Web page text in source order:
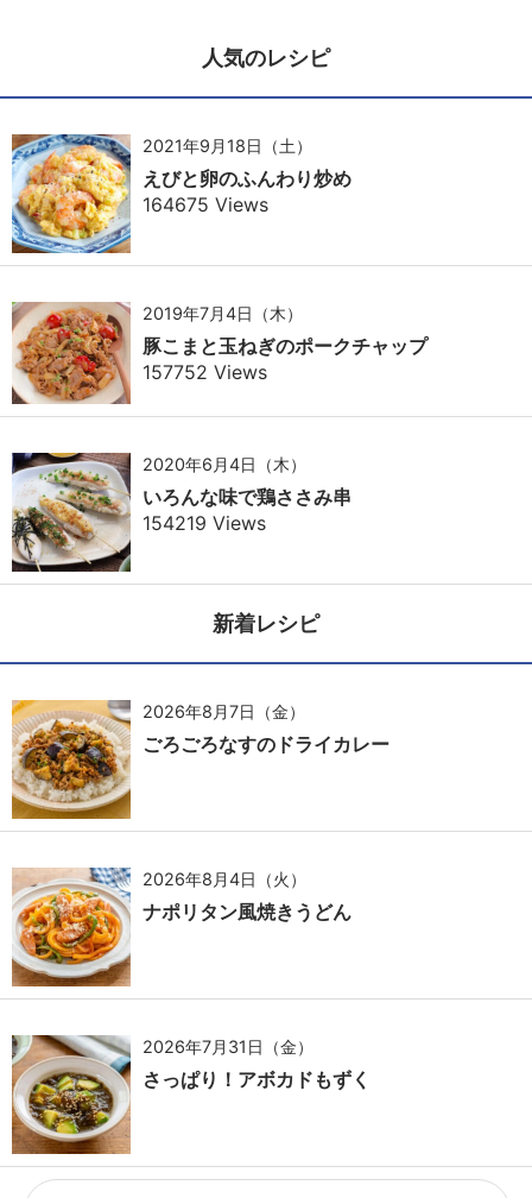
人気のレシピ
2021年9月18日（土）
えびと卵のふんわり炒め
164675 Views
2019年7月4日（木）
豚こまと玉ねぎのポークチャップ
157752 Views
2020年6月4日（木）
いろんな味で鶏ささみ串
154219 Views
新着レシピ
2026年8月7日（金）
ごろごろなすのドライカレー
2026年8月4日（火）
ナポリタン風焼きうどん
2026年7月31日（金）
さっぱり！アボカドもずく